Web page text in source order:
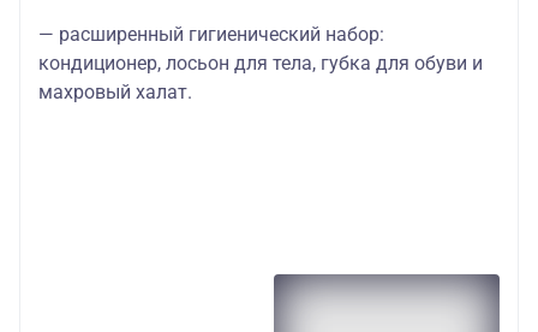
— расширенный гигиенический набор:
кондиционер, лосьон для тела, губка для обуви и
махровый халат.